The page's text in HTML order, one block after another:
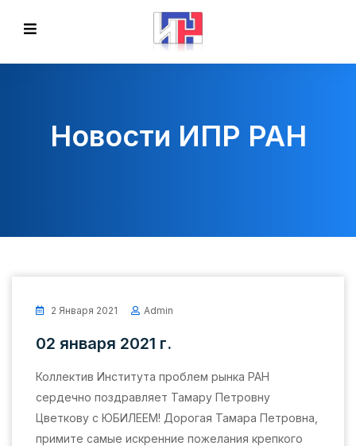
Новости ИПР РАН
2 Января 2021 Admin
02 января 2021 г.
Коллектив Института проблем рынка РАН
сердечно поздравляет Тамару Петровну
Цветкову с ЮБИЛЕЕМ! Дорогая Тамара Петровна,
примите самые искренние пожелания крепкого